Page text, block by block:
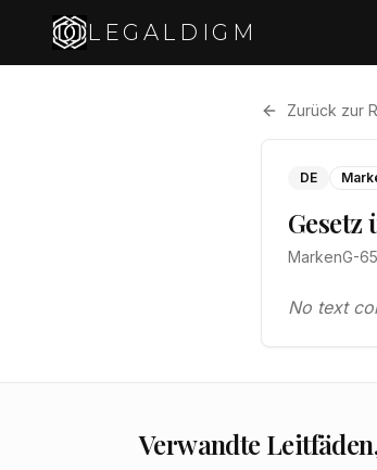
LEGALDIGM
Zurück zur
DE
Gesetz
MarkenG-
No text
Verwandte